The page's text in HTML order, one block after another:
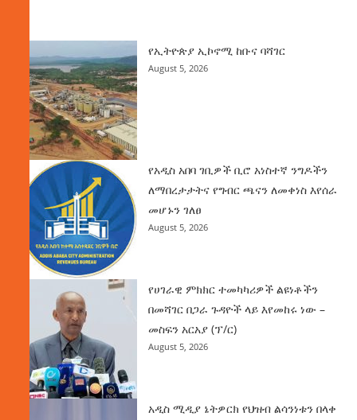
የኢትዮጵያ ኢኮኖሚ ከቡና ባሻገር
August 5, 2026
የአዲስ አበባ ገቢዎች ቢሮ አነስተኛ ንግዶችን
ለማበረታታትና የግብር ጫናን ለመቀነስ እየሰራ
መሆኑን ገለፀ
August 5, 2026
የሀገራዊ ምክክር ተመካካሪዎች ልዩነቶችን
በመሻገር በጋራ ጉዳዮች ላይ እየመከሩ ነው –
መስፍን አርአያ (ፕ/ር)
August 5, 2026
አዲስ ሚዲያ ኔትዎርክ የህዝብ ልሳንነቱን በላቀ